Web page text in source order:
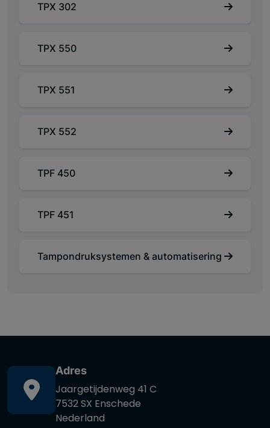
TPX 302
TPX 550
TPX 551
TPX 552
TPF 450
TPF 451
Tampondruksystemen & automatisering
Adres
Jaargetijdenweg 41 C
7532 SX Enschede
Nederland